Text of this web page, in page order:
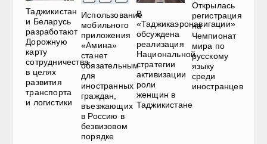
Таджикистан
и Беларусь
разработают
Дорожную
карту
сотрудничества
в целях
развития
транспорта
и логистики
Использование
мобильного
приложения
«Амина»
станет
обязательным
для
иностранных
граждан,
въезжающих
в Россию в
безвизовом
порядке
В
«Таджикаэронавигации»
обсуждена
реализация
Национальной
стратегии
активизации
роли
женщин в
Таджикистане
Открылась
регистрация
на
Чемпионат
мира по
русскому
языку
среди
иностранцев